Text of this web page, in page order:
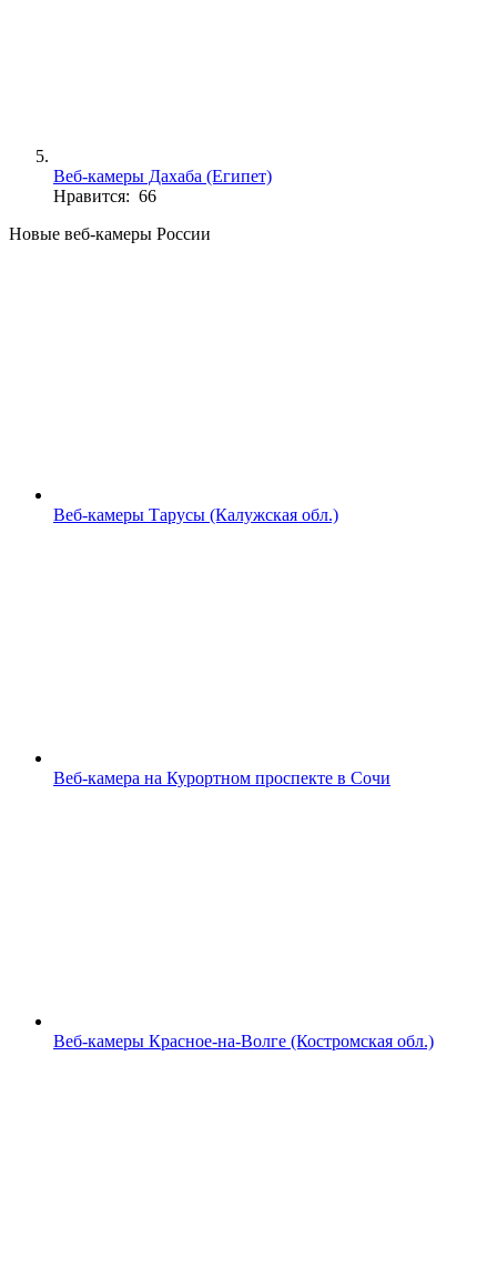
Веб-камеры Дахаба (Египет)
Нравится: 66
Новые веб-камеры России
Веб-камеры Тарусы (Калужская обл.)
Веб-камера на Курортном проспекте в Сочи
Веб-камеры Красное-на-Волге (Костромская обл.)